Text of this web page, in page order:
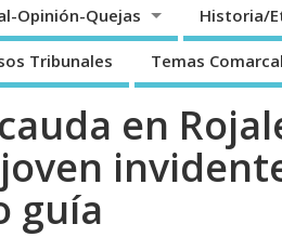
Opinión-Quejas Historia/
Tribunales Temas
en
guía